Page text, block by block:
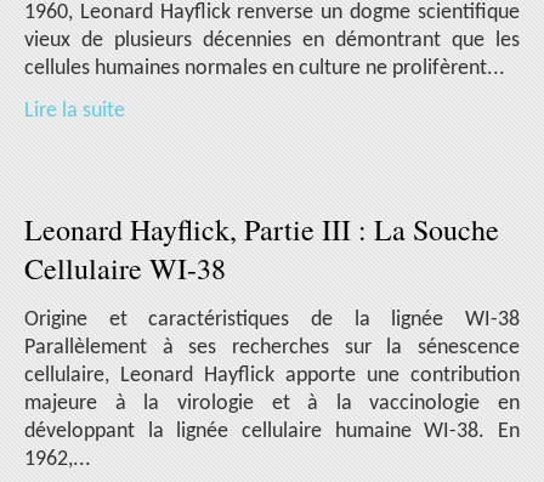
1960, Leonard Hayflick renverse un dogme scientifique
vieux de plusieurs décennies en démontrant que les
cellules humaines normales en culture ne prolifèrent...
Lire la suite
Leonard Hayflick, Partie III : La Souche
Cellulaire WI-38
Origine et caractéristiques de la lignée WI-38
Parallèlement à ses recherches sur la sénescence
cellulaire, Leonard Hayflick apporte une contribution
majeure à la virologie et à la vaccinologie en
développant la lignée cellulaire humaine WI-38. En
1962,...